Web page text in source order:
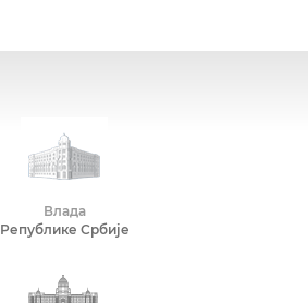
Влада
Републике Србије